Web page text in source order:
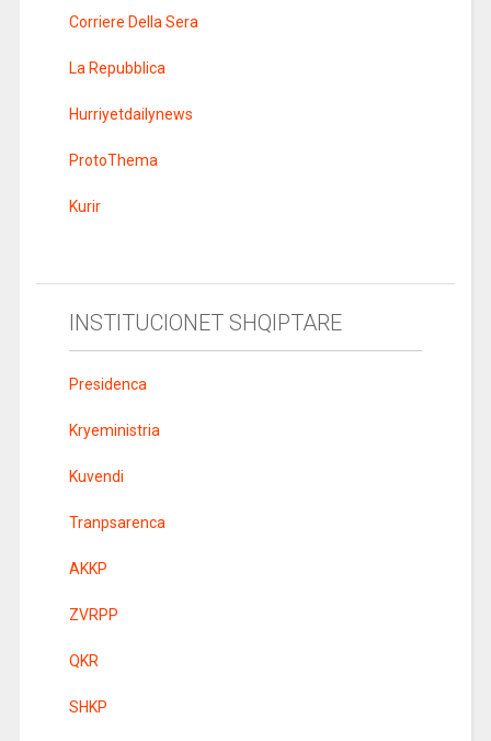
Corriere Della Sera
La Repubblica
Hurriyetdailynews
ProtoThema
Kurir
INSTITUCIONET SHQIPTARE
Presidenca
Kryeministria
Kuvendi
Tranpsarenca
AKKP
ZVRPP
QKR
SHKP